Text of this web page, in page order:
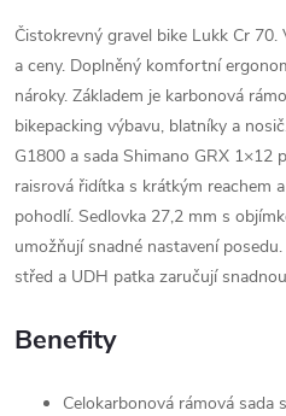
Čistokrevný gravel bike Lukk Cr
a ceny. Doplněný komfortní
nároky. Základem je karbonová
bikepacking výbavu, blatníky a
G1800 a sada Shimano GRX 1×12
raisrová řidítka s krátkým reachem
pohodlí. Sedlovka 27,2 mm s
umožňují snadné nastavení
střed a UDH patka zaručují
Benefity
Celokarbonová rámová